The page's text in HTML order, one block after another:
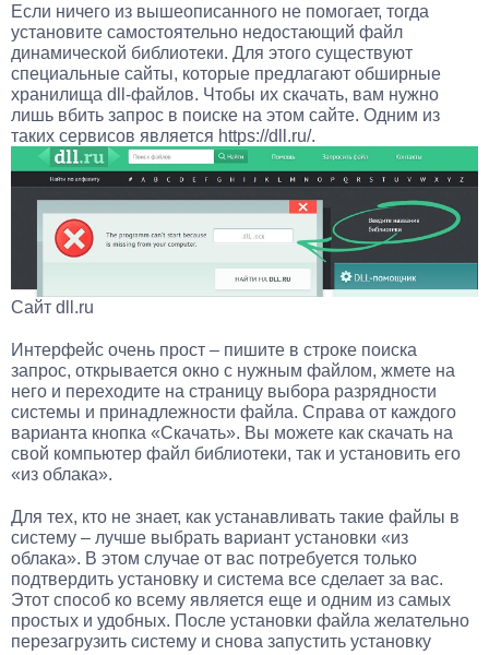
Если ничего из вышеописанного не помогает, тогда
установите самостоятельно недостающий файл
динамической библиотеки. Для этого существуют
специальные сайты, которые предлагают обширные
хранилища dll-файлов. Чтобы их скачать, вам нужно
лишь вбить запрос в поиске на этом сайте. Одним из
таких сервисов является https://dll.ru/.
Сайт dll.ru
Интерфейс очень прост – пишите в строке поиска
запрос, открывается окно с нужным файлом, жмете на
него и переходите на страницу выбора разрядности
системы и принадлежности файла. Справа от каждого
варианта кнопка «Скачать». Вы можете как скачать на
свой компьютер файл библиотеки, так и установить его
«из облака».
Для тех, кто не знает, как устанавливать такие файлы в
систему – лучше выбрать вариант установки «из
облака». В этом случае от вас потребуется только
подтвердить установку и система все сделает за вас.
Этот способ ко всему является еще и одним из самых
простых и удобных. После установки файла желательно
перезагрузить систему и снова запустить установку